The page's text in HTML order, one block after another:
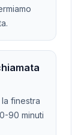
finestra
90 minuti